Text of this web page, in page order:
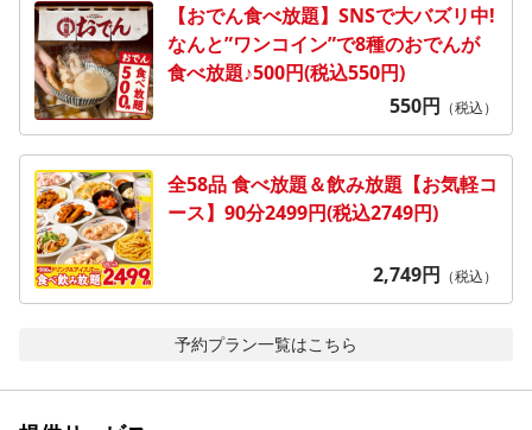
【おでん食べ放題】SNSで大バズリ中!
なんと”ワンコイン”で8種のおでんが
食べ放題♪500円(税込550円)
550円 （税込）
全58品 食べ放題＆飲み放題【お気軽コ
ース】90分2499円(税込2749円)
2,749円 （税込）
予約プラン一覧はこちら